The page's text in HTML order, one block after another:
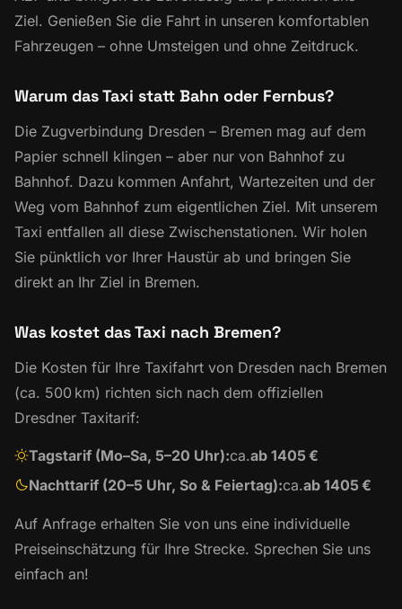
Ziel. Genießen Sie die Fahrt in unseren komfortablen
Fahrzeugen – ohne Umsteigen und ohne Zeitdruck.
Warum das Taxi statt Bahn oder Fernbus?
Die Zugverbindung Dresden – Bremen mag auf dem
Papier schnell klingen – aber nur von Bahnhof zu
Bahnhof. Dazu kommen Anfahrt, Wartezeiten und der
Weg vom Bahnhof zum eigentlichen Ziel. Mit unserem
Taxi entfallen all diese Zwischenstationen. Wir holen
Sie pünktlich vor Ihrer Haustür ab und bringen Sie
direkt an Ihr Ziel in Bremen.
Was kostet das Taxi nach Bremen?
Die Kosten für Ihre Taxifahrt von Dresden nach Bremen
(ca. 500 km) richten sich nach dem offiziellen
Dresdner Taxitarif:
Tagstarif (Mo–Sa, 5–20 Uhr):ca.ab 1405 €
Nachttarif (20–5 Uhr, So & Feiertag):ca.ab 1405 €
Auf Anfrage erhalten Sie von uns eine individuelle
Preiseinschätzung für Ihre Strecke. Sprechen Sie uns
einfach an!